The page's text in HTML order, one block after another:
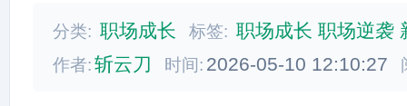
分类: 职场成长 标签: 职场成长 职场逆袭
作者:斩云刀 时间: 2026-05-10 12:10:27